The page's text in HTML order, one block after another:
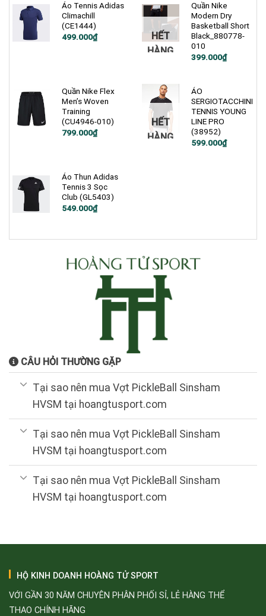
Áo Tennis Adidas
Climachill
(CE1444)
Giá
499.000₫
Giá
HẾT
HÀNG
Quần Nike
Modern Dry
Basketball Short
Black_880778-
010
Giá
399.000₫
Giá
399.000₫.
Quần Nike Flex
Men’s Woven
Training
(CU4946-010)
Giá
799.000₫
Giá
HẾT
HÀNG
ÁO
SERGIOTACCHINI
TENNIS YOUNG
LINE PRO
(38952)
Giá
599.000₫
Giá
Áo Thun Adidas
Tennis 3 Sọc
Club (GL5403)
Giá
549.000₫
Giá
549.000₫.
CÂU HỎI THƯỜNG GẶP
Tại sao nên mua Vợt PickleBall Sinsham
HVSM tại hoangtusport.com
Tại sao nên mua Vợt PickleBall Sinsham
HVSM tại hoangtusport.com
Tại sao nên mua Vợt PickleBall Sinsham
HVSM tại hoangtusport.com
HỘ KINH DOANH HOÀNG TỬ SPORT
VỚI GẦN 30 NĂM CHUYÊN PHÂN PHỐI SỈ, LẺ HÀNG THỂ
THAO CHÍNH HÃNG